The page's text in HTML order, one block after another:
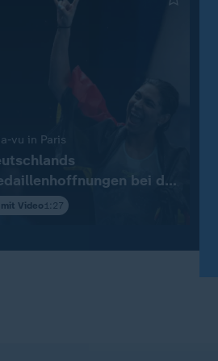
vu in Paris
bei der
EM
mit Video 1:27